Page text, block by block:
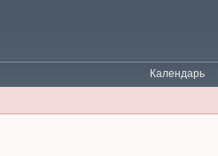
Календарь